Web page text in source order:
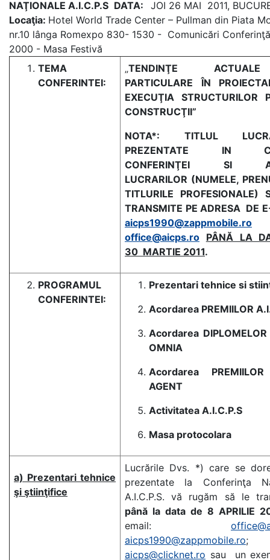
NAŢIONALE A.I.C.P.S DATA: JOI 26 MAI 2011,
Locaţia: Hotel World Trade Center – Pullman din Piata
nr.10 lânga Romexpo 830- 1530 - Comunicări
2000 - Masa Festivă
TEMA
CONFERINTEI:
„TENDINŢE
PARTICULARE ÎN
EXECUŢIA STRUCTURILOR
CONSTRUCŢII”
NOTA*: TITLUL
PREZENTATE IN
CONFERINŢEI SI
LUCRARILOR (NUMELE,
TITLURILE PROFESIONALE)
TRANSMITE PE ADRESA DE
aicps1990@zappmobile.ro
office@aicps.ro PÂNĂ LA
30 MARTIE 2011.
PROGRAMUL
CONFERINTEI:
Prezentari tehnice si
Acordarea PREMIILOR
Acordarea DIPLOMELOR
OMNIA
Acordarea
AGENT
Activitatea A.I.C.P.S
Masa protocolara
a) Prezentari tehnice
şi ştiinţifice
Lucrările Dvs. *) care se
prezentate la Conferinţa
A.I.C.P.S. vă rugăm să le
până la data de 8 APRILIE
email:
aicps1990@zappmobile.ro;
aicps@clicknet.ro sau un